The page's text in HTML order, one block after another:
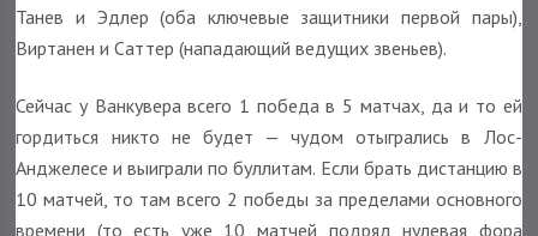
Танев и Эдлер (оба ключевые защитники первой пары),
Виртанен и Саттер (нападающий ведущих звеньев).
Сейчас у Ванкувера всего 1 победа в 5 матчах, да и то ей
гордиться никто не будет — чудом отыгрались в Лос-
Анджелесе и выиграли по буллитам. Если брать дистанцию в
10 матчей, то там всего 2 победы за пределами основного
времени (то есть уже 10 матчей подряд нулевая фора